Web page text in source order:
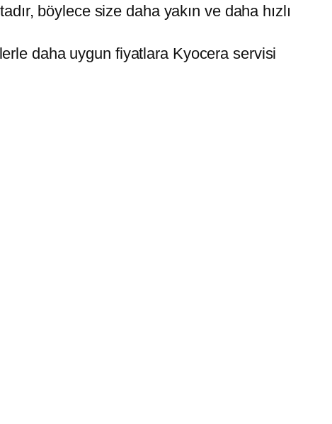
böylece size daha yakın ve daha hızlı
daha uygun fiyatlara Kyocera servisi